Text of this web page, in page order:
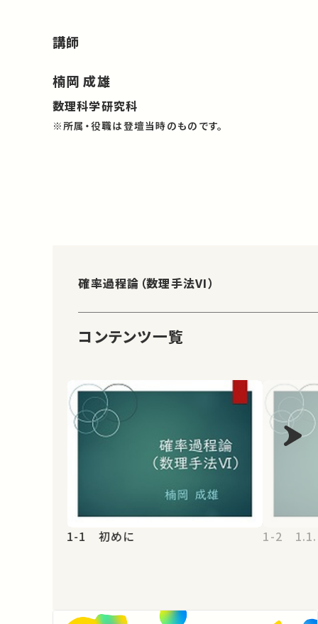
講師
楠岡 成雄
数理科学研究科
※所属・役職は登壇当時のものです。
確率過程論（数理手法VI）
コンテンツ一覧
1-1 初めに 1-2